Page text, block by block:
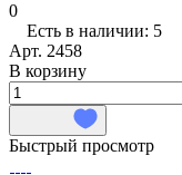
0
Есть в наличии: 5
Арт. 2458
В корзину
Быстрый просмотр